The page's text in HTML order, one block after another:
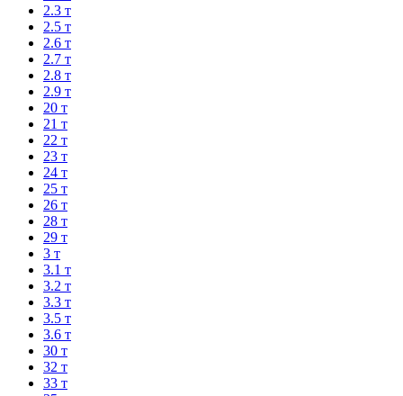
2.3 т
2.5 т
2.6 т
2.7 т
2.8 т
2.9 т
20 т
21 т
22 т
23 т
24 т
25 т
26 т
28 т
29 т
3 т
3.1 т
3.2 т
3.3 т
3.5 т
3.6 т
30 т
32 т
33 т